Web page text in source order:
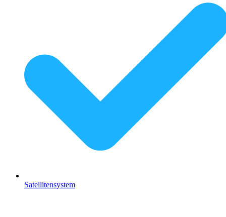
Satellitensystem